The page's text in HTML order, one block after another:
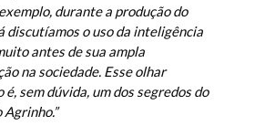
durante a produção do
discutíamos o uso da inteligência
antes de sua ampla
na sociedade. Esse olhar
é, sem dúvida, um dos segredos do
Agrinho.”